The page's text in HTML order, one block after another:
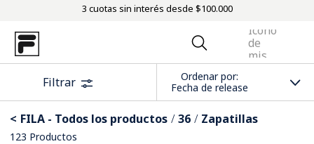
3 cuotas sin interés desde $100.000
Filtrar
Ordenar por
Fecha de release
FILA - Todos los productos 36 Zapatillas
123 Productos